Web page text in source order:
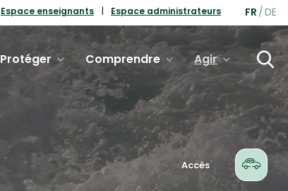
Espace enseignants Espace administrateurs FR DE
Protéger Comprendre Agir
Accès